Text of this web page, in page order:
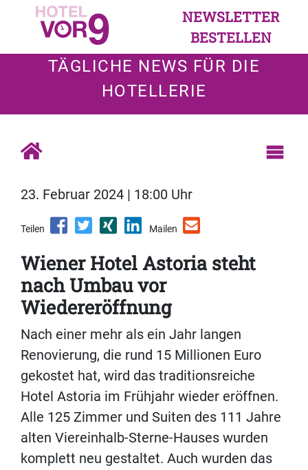
NEWSLETTER
BESTELLEN
TÄGLICHE NEWS FÜR DIE
HOTELLERIE
23. Februar 2024 | 18:00 Uhr
Teilen Mailen
Wiener Hotel Astoria steht
nach Umbau vor
Wiedereröffnung
Nach einer mehr als ein Jahr langen
Renovierung, die rund 15 Millionen Euro
gekostet hat, wird das traditionsreiche
Hotel Astoria im Frühjahr wieder eröffnen.
Alle 125 Zimmer und Suiten des 111 Jahre
alten Viereinhalb-Sterne-Hauses wurden
komplett neu gestaltet. Auch wurden das